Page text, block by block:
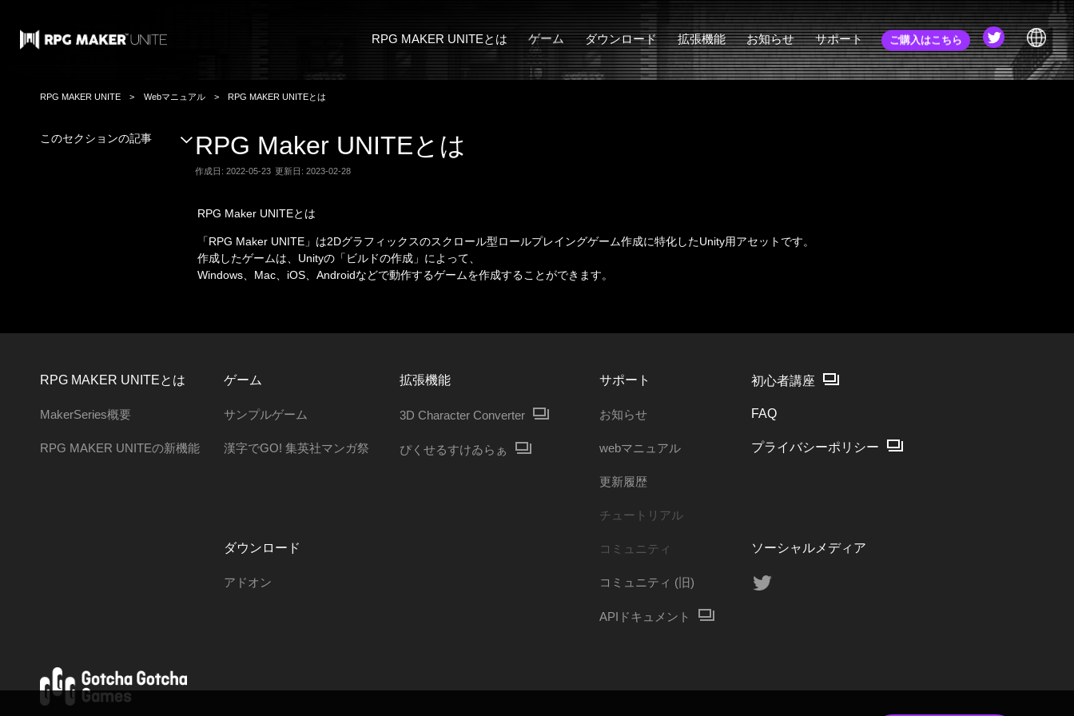
RPG MAKER UNITEとは
MakerSeries概要
ゲーム
サンプルゲーム
ダウンロード
アドオン
拡張機能
3D Character Converter
お知らせ
お知らせ
サポート
チュートリアル
初心者講座
ご購入はこちら
JA
RPG MAKER UNITE Webマニュアル RPG MAKER UNITEとは
このセクションの記事 RPG Maker UNITEとは
作成日: 2022-05-23 更新日: 2023-02-28
RPG Maker UNITEとは
「RPG Maker UNITE」は2Dグラフィックスのスクロール型ロールプレイングゲーム作成に特化したUnity用アセットです。
作成したゲームは、Unityの「ビルドの作成」によって、
Windows、Mac、iOS、Androidなどで動作するゲームを作成することができます。
RPG MAKER UNITEとは
MakerSeries概要
RPG MAKER UNITEの新機能
ゲーム
サンプルゲーム
漢字でGO! 集英社マンガ祭
ダウンロード
アドオン
拡張機能
3D Character Converter
ぴくせるすけゐらぁ
サポート
お知らせ
webマニュアル
更新履歴
チュートリアル
コミュニティ
コミュニティ (旧)
APIドキュメント
初心者講座
FAQ
プライバシーポリシー
ソーシャルメディア